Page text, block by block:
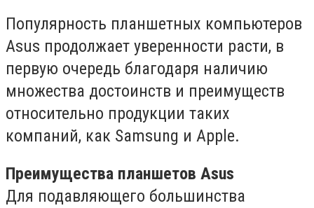
Популярность планшетных компьютеров
Asus продолжает уверенности расти, в
первую очередь благодаря наличию
множества достоинств и преимуществ
относительно продукции таких
компаний, как Samsung и Apple.
Преимущества планшетов Asus
Для подавляющего большинства